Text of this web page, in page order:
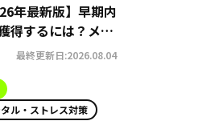
年最新版】早期内
得するには？メリ
・デメリット、内定
最終更新日:2026.08.04
ル・ストレス対策